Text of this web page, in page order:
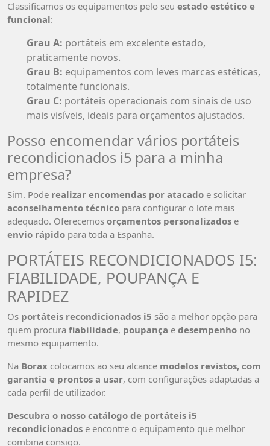
Classificamos os equipamentos pelo seu estado estético e
funcional:
Grau A: portáteis em excelente estado,
praticamente novos.
Grau B: equipamentos com leves marcas estéticas,
totalmente funcionais.
Grau C: portáteis operacionais com sinais de uso
mais visíveis, ideais para orçamentos ajustados.
Posso encomendar vários portáteis
recondicionados i5 para a minha
empresa?
Sim. Pode realizar encomendas por atacado e solicitar
aconselhamento técnico para configurar o lote mais
adequado. Oferecemos orçamentos personalizados e
envio rápido para toda a Espanha.
PORTÁTEIS RECONDICIONADOS I5:
FIABILIDADE, POUPANÇA E
RAPIDEZ
Os portáteis recondicionados i5 são a melhor opção para
quem procura fiabilidade, poupança e desempenho no
mesmo equipamento.
Na Borax colocamos ao seu alcance modelos revistos, com
garantia e prontos a usar, com configurações adaptadas a
cada perfil de utilizador.
Descubra o nosso catálogo de portáteis i5
recondicionados e encontre o equipamento que melhor
combina consigo.